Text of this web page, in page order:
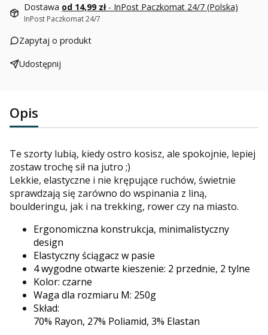
Dostawa od 14,99 zł - InPost Paczkomat 24/7 (Polska)
InPost Paczkomat 24/7
Zapytaj o produkt
Udostępnij
Opis
Te szorty lubią, kiedy ostro kosisz, ale spokojnie, lepiej
zostaw trochę sił na jutro ;)
Lekkie, elastyczne i nie krępujące ruchów, świetnie
sprawdzają się zarówno do wspinania z liną,
boulderingu, jak i na trekking, rower czy na miasto.
Ergonomiczna konstrukcja, minimalistyczny
design
Elastyczny ściągacz w pasie
4 wygodne otwarte kieszenie: 2 przednie, 2 tylne
Kolor: czarne
Waga dla rozmiaru M: 250g
Skład:
70% Rayon, 27% Poliamid, 3% Elastan